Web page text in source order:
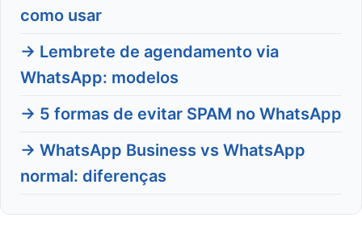
como usar
→ Lembrete de agendamento via
WhatsApp: modelos
→ 5 formas de evitar SPAM no WhatsApp
→ WhatsApp Business vs WhatsApp
normal: diferenças